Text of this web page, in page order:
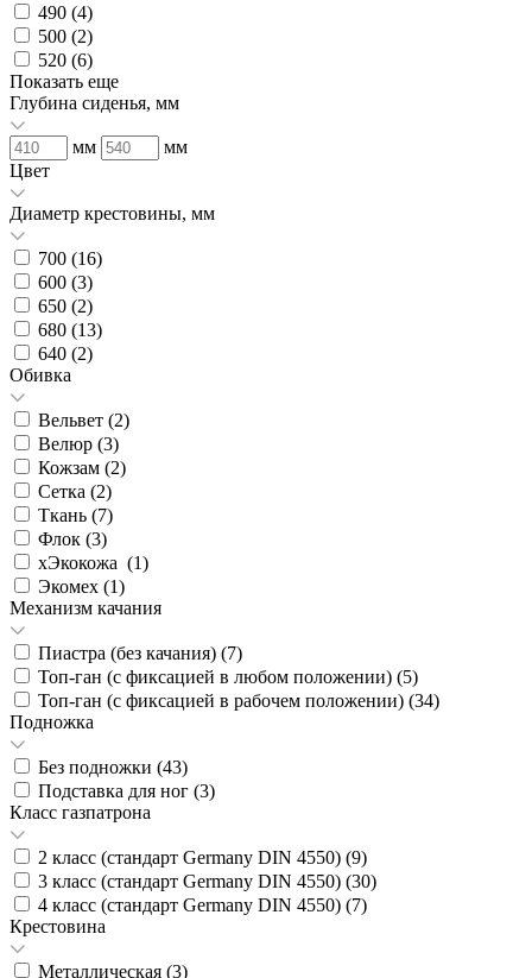
490 (4)
500 (2)
520 (6)
Показать еще
Глубина сиденья, мм
мм
мм
Цвет
Диаметр крестовины, мм
700 (16)
600 (3)
650 (2)
680 (13)
640 (2)
Обивка
Вельвет (2)
Велюр (3)
Кожзам (2)
Сетка (2)
Ткань (7)
Флок (3)
хЭкокожа (1)
Экомех (1)
Механизм качания
Пиастра (без качания) (7)
Топ-ган (с фиксацией в любом положении) (5)
Топ-ган (с фиксацией в рабочем положении) (34)
Подножка
Без подножки (43)
Подставка для ног (3)
Класс газпатрона
2 класс (стандарт Germany DIN 4550) (9)
3 класс (стандарт Germany DIN 4550) (30)
4 класс (стандарт Germany DIN 4550) (7)
Крестовина
Металлическая (3)